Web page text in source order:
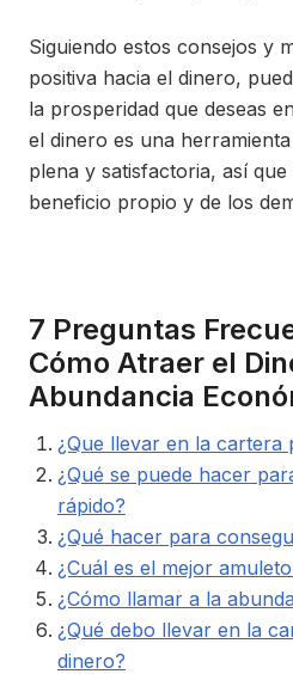
Siguiendo estos consejos y
positiva hacia el dinero,
la prosperidad que deseas
el dinero es una
plena y satisfactoria, así
beneficio propio y de los
7 Preguntas
Cómo Atraer el
Abundancia
¿Que llevar en la cartera
¿Qué se puede hacer
rápido?
¿Qué hacer para
¿Cuál es el mejor
¿Cómo llamar a la
¿Qué debo llevar en la
dinero?